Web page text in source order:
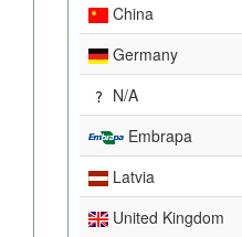
China
Germany
N/A
Embrapa
Latvia
United Kingdom